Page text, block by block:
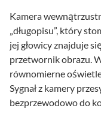
Kamera
„długopisu”, który
jej głowicy znajduje
przetwornik obrazu.
równomierne
Sygnał z kamery
bezprzewodowo do